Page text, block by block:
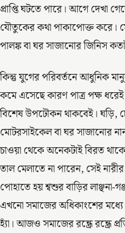
প্রাপ্তি ঘটতে পারে। আগে দেখা
যৌতুকের কথা পাকাপোক্ত করে।
পালঙ্ক বা ঘর সাজানোর জিনিস
কিন্তু যুগের পরিবর্তনে আধুনিক
কমে এসেছে কারণ পাত্র পক্ষ
বিশেষ উপঢৌকন থাকবেই। ঘড়ি,
মোটরসাইকেল বা ঘর সাজানোর
চাওয়া থেকে অনেকটাই বিরত
তাল মেলাতে না পারেন, সেই
পোহাতে হয় শ্বশুর বাড়ির
এখনো সমাজের অধিকাংশের
হ্যাঁ। আজও সমাজের রন্ধ্রে রন্ধ্রে